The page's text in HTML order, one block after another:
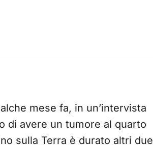
mese fa, in un’intervista
di avere un tumore al quarto
sulla Terra è durato altri due